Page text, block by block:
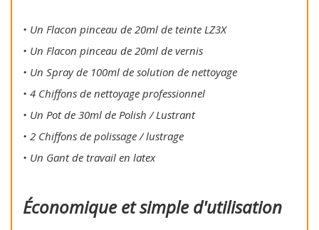
• Un Flacon pinceau de 20ml de teinte LZ3X
• Un Flacon pinceau de 20ml de vernis
• Un Spray de 100ml de solution de nettoyage
• 4 Chiffons de nettoyage professionnel
• Un Pot de 30ml de Polish / Lustrant
• 2 Chiffons de polissage / lustrage
• Un Gant de travail en latex
Économique et simple d'utilisation